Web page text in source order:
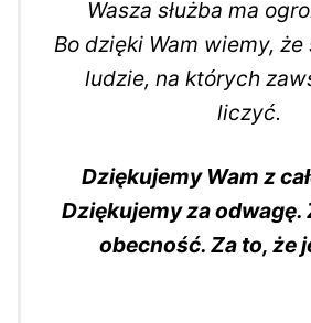
Wasza służba ma
Bo dzięki Wam wiemy,
ludzie, na których
liczyć.
Dziękujemy Wam z
Dziękujemy za odwagę.
obecność. Za to, że